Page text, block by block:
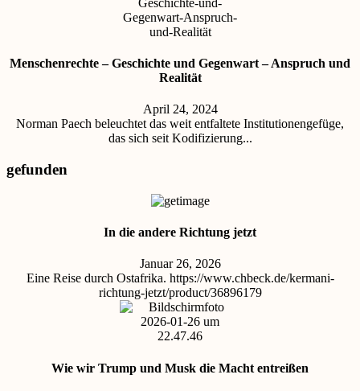
Menschenrechte – Geschichte und Gegenwart – Anspruch und
Realität
April 24, 2024
Norman Paech beleuchtet das weit entfaltete Institutionengefüge,
das sich seit Kodifizierung...
gefunden
In die andere Richtung jetzt
Januar 26, 2026
Eine Reise durch Ostafrika. https://www.chbeck.de/kermani-
richtung-jetzt/product/36896179
Wie wir Trump und Musk die Macht entreißen